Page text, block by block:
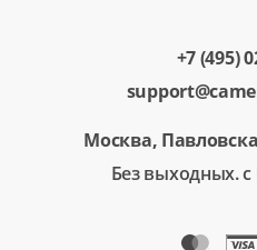
+7 (495)
Москва,
Без выходных. с